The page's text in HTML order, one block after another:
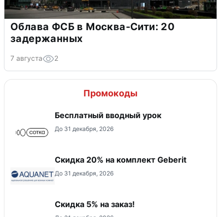
Облава ФСБ в Москва-Сити: 20
задержанных
7 августа 2
Промокоды
Бесплатный вводный урок
До 31 декабря, 2026
Скидка 20% на комплект Geberit
До 31 декабря, 2026
Скидка 5% на заказ!